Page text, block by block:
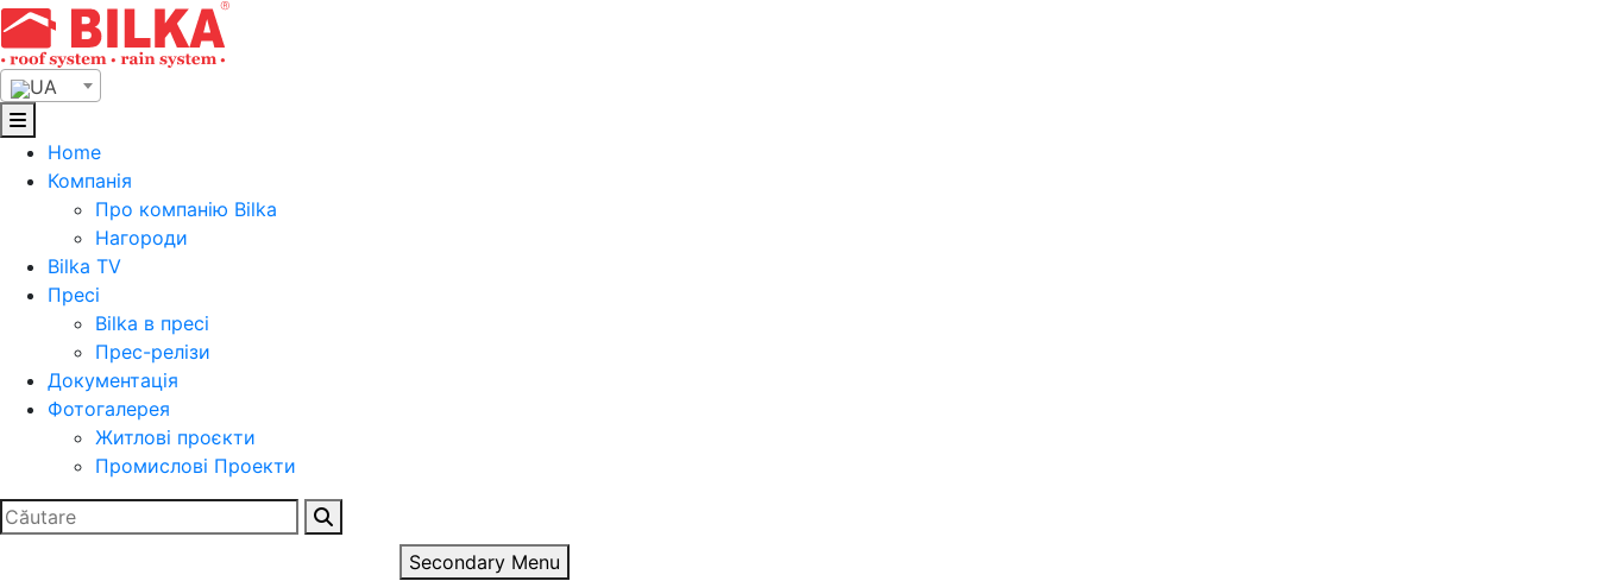
Skip
to
content
UA
Home
Компанія
Про компанію Bilka
Нагороди
Bilka TV
Пресі
Bilka в пресі
Прес-релізи
Документація
Фотогалерея
Житлові проєкти
Промислові Проекти
Search
for:
Secondary Menu